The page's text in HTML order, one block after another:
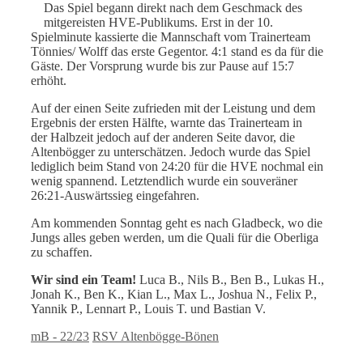
Das Spiel begann direkt nach dem Geschmack des
mitgereisten HVE-Publikums. Erst in der 10.
Spielminute kassierte die Mannschaft vom Trainerteam
Tönnies/ Wolff das erste Gegentor. 4:1 stand es da für die
Gäste. Der Vorsprung wurde bis zur Pause auf 15:7
erhöht.
Auf der einen Seite zufrieden mit der Leistung und dem
Ergebnis der ersten Hälfte, warnte das Trainerteam in
der Halbzeit jedoch auf der anderen Seite davor, die
Altenbögger zu unterschätzen. Jedoch wurde das Spiel
lediglich beim Stand von 24:20 für die HVE nochmal ein
wenig spannend. Letztendlich wurde ein souveräner
26:21-Auswärtssieg eingefahren.
Am kommenden Sonntag geht es nach Gladbeck, wo die
Jungs alles geben werden, um die Quali für die Oberliga
zu schaffen.
Wir sind ein Team! Luca B., Nils B., Ben B., Lukas H.,
Jonah K., Ben K., Kian L., Max L., Joshua N., Felix P.,
Yannik P., Lennart P., Louis T. und Bastian V.
Kategorien
mB - 22/23 Schlagwörter
RSV Altenbögge-Bönen